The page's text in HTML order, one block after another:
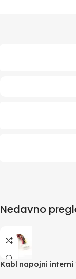
Nedavno
Kabl napojni interni